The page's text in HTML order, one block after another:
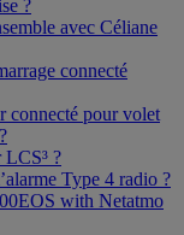
?
avec Céliane
connecté
connecté pour volet
LCS³ ?
Type 4 radio ?
with Netatmo